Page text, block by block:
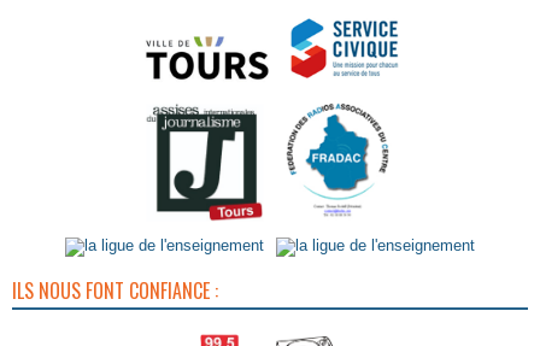
ILS NOUS FONT CONFIANCE :